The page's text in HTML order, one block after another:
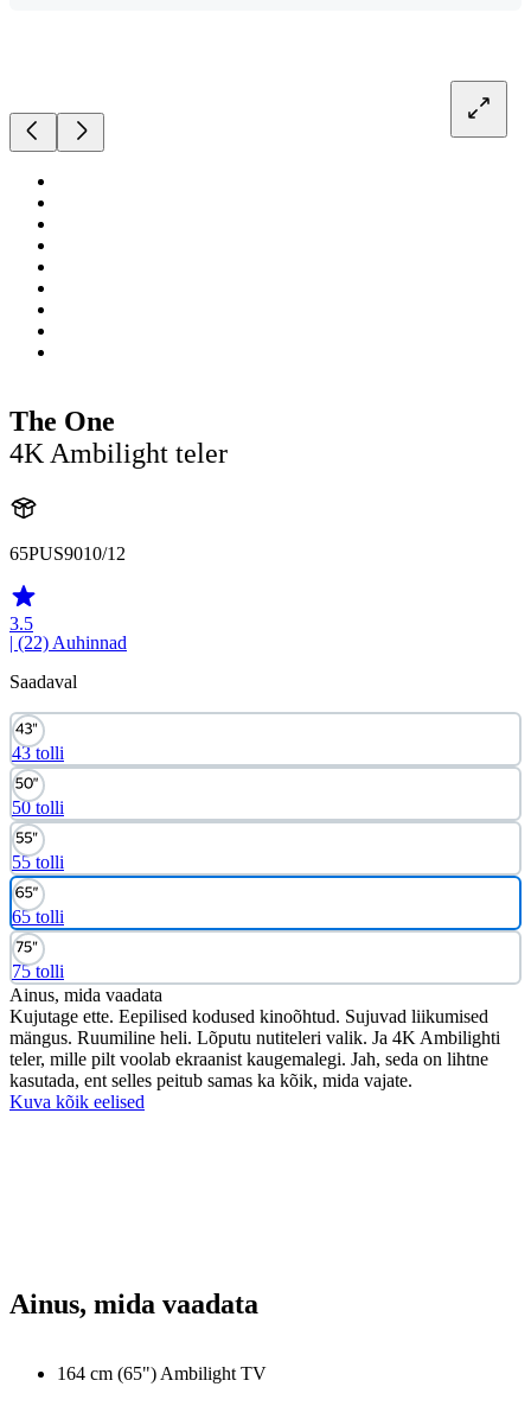
The One
4K Ambilight teler
65PUS9010/12
3.5
| (22) Auhinnad
Saadaval
43 tolli
50 tolli
55 tolli
65 tolli
75 tolli
Ainus, mida vaadata
Kujutage ette. Eepilised kodused kinoõhtud. Sujuvad liikumised
mängus. Ruumiline heli. Lõputu nutiteleri valik. Ja 4K Ambilighti
teler, mille pilt voolab ekraanist kaugemalegi. Jah, seda on lihtne
kasutada, ent selles peitub samas ka kõik, mida vajate.
Kuva kõik eelised
Ainus, mida vaadata
164 cm (65") Ambilight TV